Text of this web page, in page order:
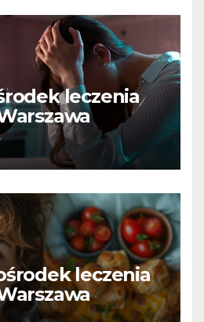
leczenia
leczenia